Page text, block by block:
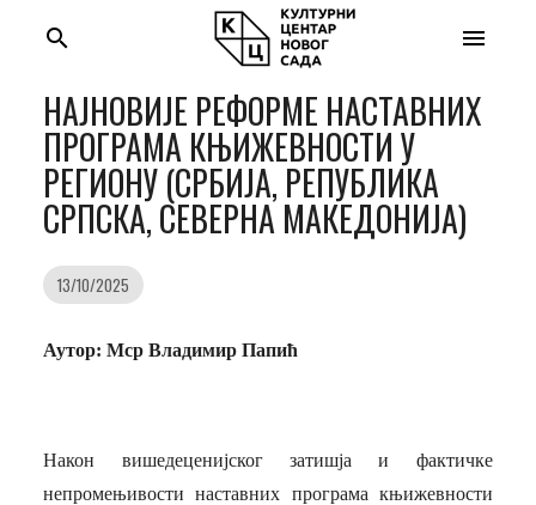
menu
search
НАЈНОВИЈЕ РЕФОРМЕ НАСТАВНИХ
ПРОГРАМА КЊИЖЕВНОСТИ У
РЕГИОНУ (СРБИЈА, РЕПУБЛИКА
СРПСКА, СЕВЕРНА МАКЕДОНИЈА)
13/10/2025
Аутор: Мср Владимир Папић
Након вишедеценијског затишја и фактичке
непромењивости наставних програма књижевности